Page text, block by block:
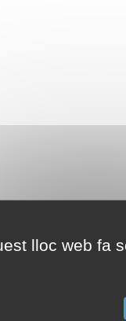
lloc web fa